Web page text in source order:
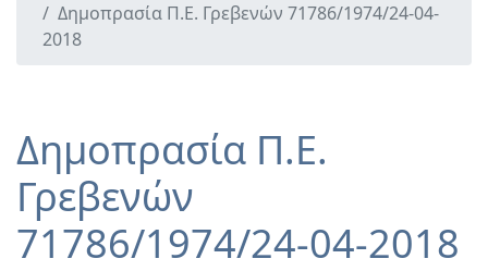
Δημοπρασία Π.Ε. Γρεβενών 71786/1974/24-04-
2018
Δημοπρασία Π.Ε.
Γρεβενών
71786/1974/24-04-2018